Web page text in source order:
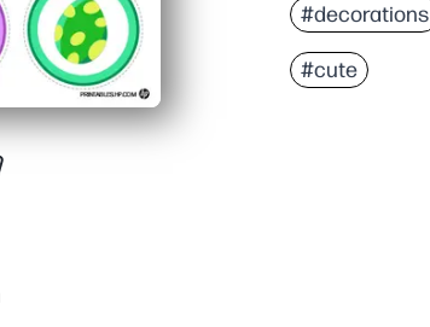
#decorations
#cute